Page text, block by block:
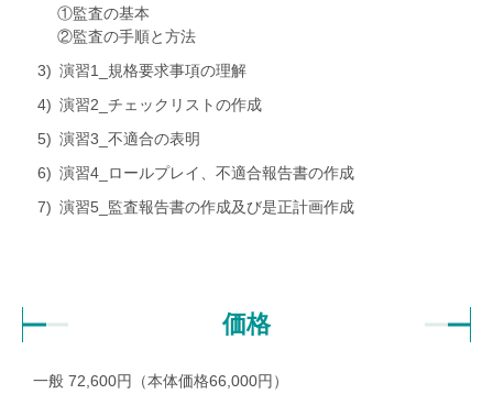
①監査の基本
②監査の手順と方法
演習1_規格要求事項の理解
演習2_チェックリストの作成
演習3_不適合の表明
演習4_ロールプレイ、不適合報告書の作成
演習5_監査報告書の作成及び是正計画作成
価格
一般 72,600円（本体価格66,000円）